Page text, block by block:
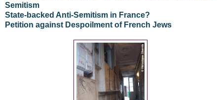
Semitism
State-backed Anti-Semitism in France?
Petition against Despoilment of French Jews